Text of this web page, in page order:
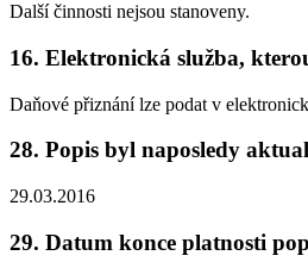
Další činnosti nejsou stanoveny.
16. Elektronická služba,
Daňové přiznání lze podat v
28. Popis byl naposledy
29.03.2016
29. Datum konce platnosti